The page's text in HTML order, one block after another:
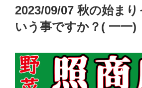
稿
日:
2023/09/07 秋の始ま
いう事ですか？( 一一)